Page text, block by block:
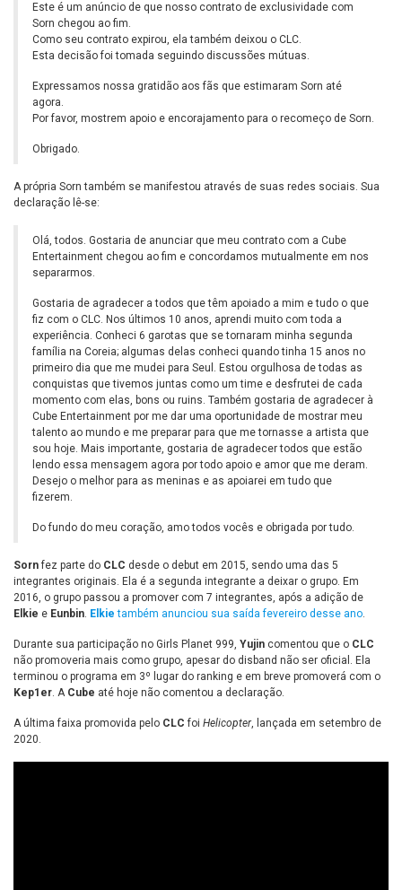
Este é um anúncio de que nosso contrato de exclusividade com
Sorn chegou ao fim.
Como seu contrato expirou, ela também deixou o CLC.
Esta decisão foi tomada seguindo discussões mútuas.
Expressamos nossa gratidão aos fãs que estimaram Sorn até
agora.
Por favor, mostrem apoio e encorajamento para o recomeço de Sorn.
Obrigado.
A própria Sorn também se manifestou através de suas redes sociais. Sua
declaração lê-se:
Olá, todos. Gostaria de anunciar que meu contrato com a Cube
Entertainment chegou ao fim e concordamos mutualmente em nos
separarmos.
Gostaria de agradecer a todos que têm apoiado a mim e tudo o que
fiz com o CLC. Nos últimos 10 anos, aprendi muito com toda a
experiência. Conheci 6 garotas que se tornaram minha segunda
família na Coreia; algumas delas conheci quando tinha 15 anos no
primeiro dia que me mudei para Seul. Estou orgulhosa de todas as
conquistas que tivemos juntas como um time e desfrutei de cada
momento com elas, bons ou ruins. Também gostaria de agradecer à
Cube Entertainment por me dar uma oportunidade de mostrar meu
talento ao mundo e me preparar para que me tornasse a artista que
sou hoje. Mais importante, gostaria de agradecer todos que estão
lendo essa mensagem agora por todo apoio e amor que me deram.
Desejo o melhor para as meninas e as apoiarei em tudo que
fizerem.
Do fundo do meu coração, amo todos vocês e obrigada por tudo.
Sornfez parte do CLC desde o debut em 2015, sendo uma das 5
integrantes originais. Ela é a segunda integrante a deixar o grupo. Em
2016, o grupo passou a promover com 7 integrantes, após a adição de
Elkie e Eunbin. Elkie também anunciou sua saída fevereiro desse ano.
Durante sua participação no Girls Planet 999, Yujin comentou que o CLC
não promoveria mais como grupo, apesar do disband não ser oficial. Ela
terminou o programa em 3º lugar do ranking e em breve promoverá com o
Kep1er. A Cube até hoje não comentou a declaração.
A última faixa promovida pelo CLC foi Helicopter, lançada em setembro de
2020.